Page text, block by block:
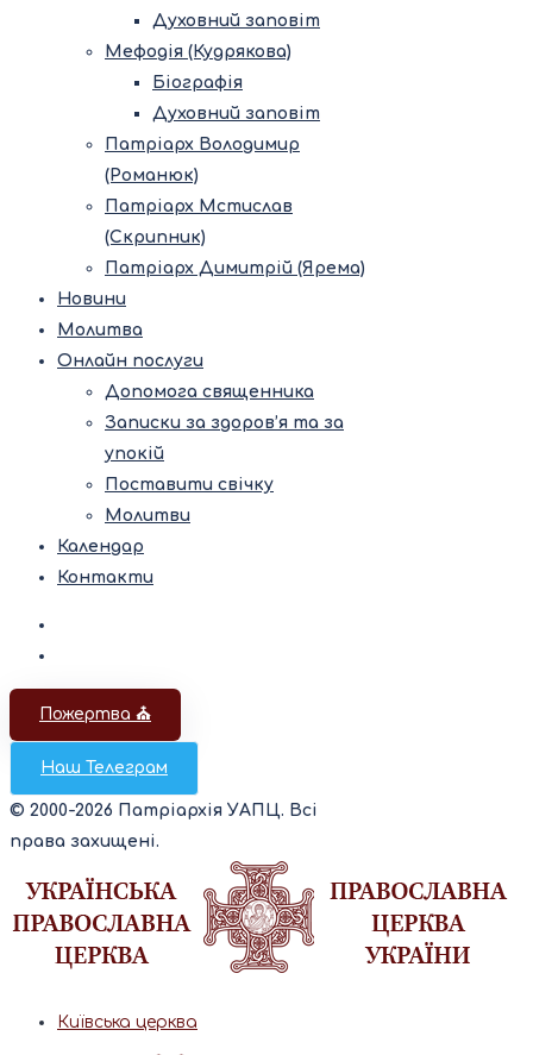
Духовний заповіт
Мефодія (Кудрякова)
Біографія
Духовний заповіт
Патріарх Володимир
(Романюк)
Патріарх Мстислав
(Скрипник)
Патріарх Димитрій (Ярема)
Новини
Молитва
Онлайн послуги
Допомога священника
Записки за здоров’я та за
упокій
Поставити свічку
Молитви
Календар
Контакти
Пожертва ⛪️
Наш Телеграм
© 2000-2026 Патріархія УАПЦ. Всі
права захищені.
Київська церква